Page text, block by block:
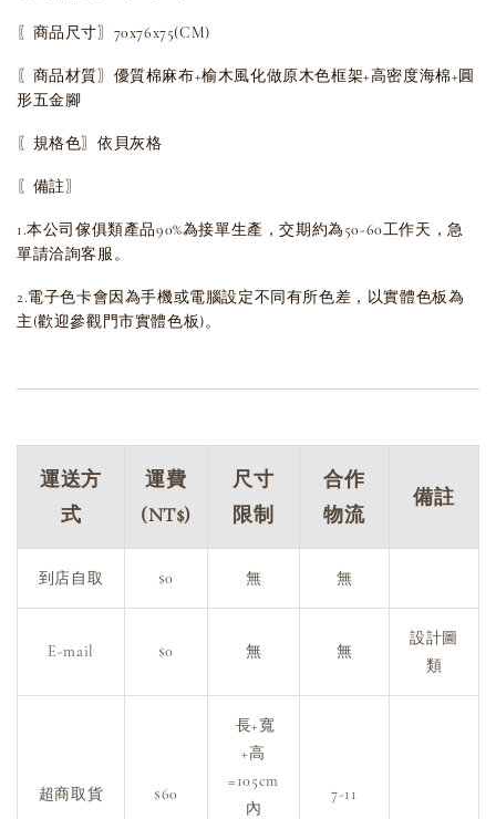
〖商品尺寸〗70x76x75(CM)
〖商品材質〗優質棉麻布+榆木風化做原木色框架+高密度海棉+圓
形五金腳
〖規格色〗依貝灰格
〖備註〗
1.本公司傢俱類產品90%為接單生產，交期約為50-60工作天，急
單請洽詢客服。
2.電子色卡會因為手機或電腦設定不同有所色差，以實體色板為
主(歡迎參觀門市實體色板)。
運送方
式
運費
(NT$)
尺寸
限制
合作
物流
備註
到店自取 $0 無 無
E-mail $0 無 無
設計圖
類
超商取貨 $60
長+寬
+高
=105cm
內
7-11